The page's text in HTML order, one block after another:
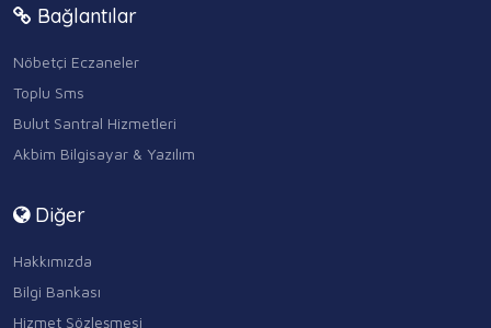
Bağlantılar
Nöbetçi Eczaneler
Toplu Sms
Bulut Santral Hizmetleri
Akbim Bilgisayar & Yazılım
Diğer
Hakkımızda
Bilgi Bankası
Hizmet Sözleşmesi